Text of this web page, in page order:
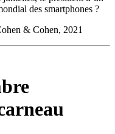
des smartphones ?
& Cohen, 2021